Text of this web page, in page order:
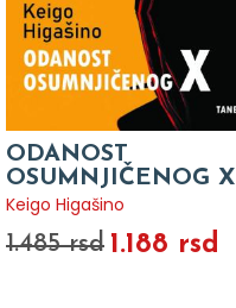
ODANOST
OSUMNJIČENOG X
Keigo Higašino
1.485 rsd 1.188 rsd